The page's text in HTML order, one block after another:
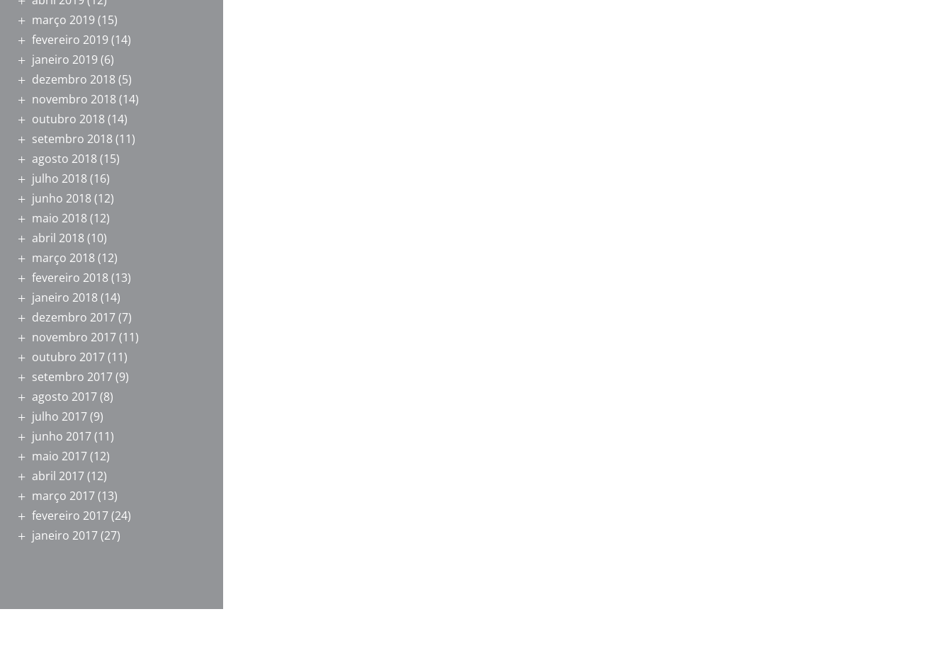
março 2019(15)
fevereiro 2019(14)
janeiro 2019(6)
dezembro 2018(5)
novembro 2018(14)
outubro 2018(14)
setembro 2018(11)
agosto 2018(15)
julho 2018(16)
junho 2018(12)
maio 2018(12)
abril 2018(10)
março 2018(12)
fevereiro 2018(13)
janeiro 2018(14)
dezembro 2017(7)
novembro 2017(11)
outubro 2017(11)
setembro 2017(9)
agosto 2017(8)
julho 2017(9)
junho 2017(11)
maio 2017(12)
abril 2017(12)
março 2017(13)
fevereiro 2017(24)
janeiro 2017(27)